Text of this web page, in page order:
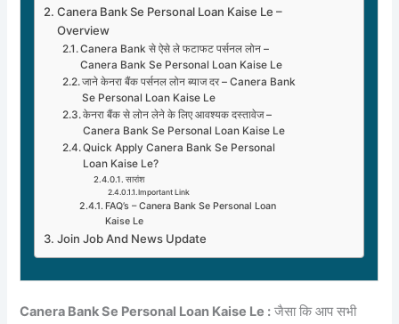
Canera Bank Se Personal Loan Kaise Le –
Overview
Canera Bank से ऐसे ले फटाफट पर्सनल लोन –
Canera Bank Se Personal Loan Kaise Le
जाने केनरा बैंक पर्सनल लोन ब्याज दर – Canera Bank
Se Personal Loan Kaise Le
केनरा बैंक से लोन लेने के लिए आवश्यक दस्तावेज –
Canera Bank Se Personal Loan Kaise Le
Quick Apply Canera Bank Se Personal
Loan Kaise Le?
सारांश
Important Link
FAQ’s – Canera Bank Se Personal Loan
Kaise Le
Join Job And News Update
Canera Bank Se Personal Loan Kaise Le : जैसा कि आप सभी